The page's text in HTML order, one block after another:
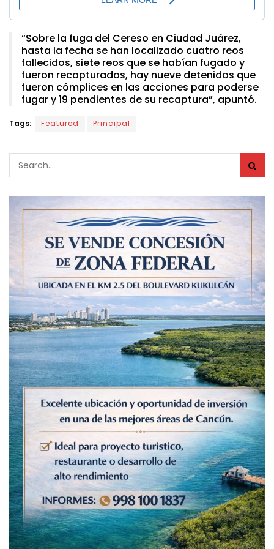
“Sobre la fuga del Cereso en Ciudad Juárez,
hasta la fecha se han localizado cuatro reos
fallecidos, siete reos que se habían fugado y
fueron recapturados, hay nueve detenidos que
fueron cómplices en las acciones para poderse
fugar y 19 pendientes de su recaptura”, apuntó.
Tags: Featured Principal